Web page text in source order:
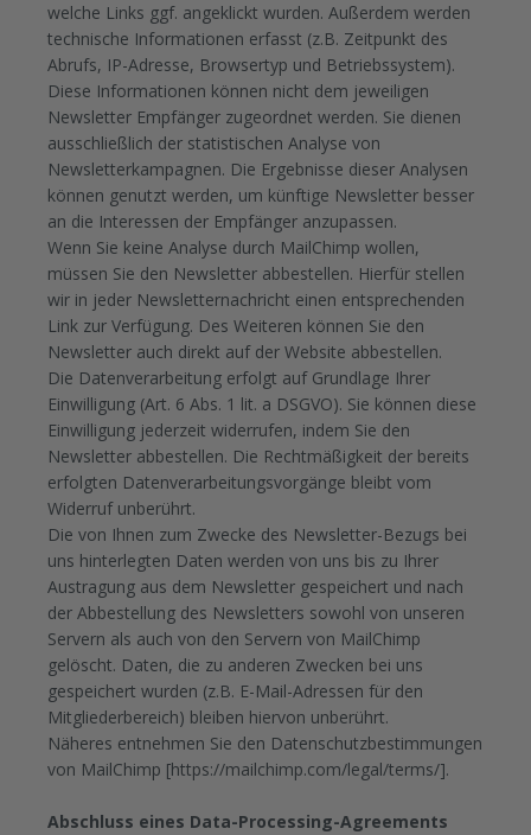
welche Links ggf. angeklickt wurden. Außerdem werden
technische Informationen erfasst (z.B. Zeitpunkt des
Abrufs, IP-Adresse, Browsertyp und Betriebssystem).
Diese Informationen können nicht dem jeweiligen
Newsletter Empfänger zugeordnet werden. Sie dienen
ausschließlich der statistischen Analyse von
Newsletterkampagnen. Die Ergebnisse dieser Analysen
können genutzt werden, um künftige Newsletter besser
an die Interessen der Empfänger anzupassen.
Wenn Sie keine Analyse durch MailChimp wollen,
müssen Sie den Newsletter abbestellen. Hierfür stellen
wir in jeder Newsletternachricht einen entsprechenden
Link zur Verfügung. Des Weiteren können Sie den
Newsletter auch direkt auf der Website abbestellen.
Die Datenverarbeitung erfolgt auf Grundlage Ihrer
Einwilligung (Art. 6 Abs. 1 lit. a DSGVO). Sie können diese
Einwilligung jederzeit widerrufen, indem Sie den
Newsletter abbestellen. Die Rechtmäßigkeit der bereits
erfolgten Datenverarbeitungsvorgänge bleibt vom
Widerruf unberührt.
Die von Ihnen zum Zwecke des Newsletter-Bezugs bei
uns hinterlegten Daten werden von uns bis zu Ihrer
Austragung aus dem Newsletter gespeichert und nach
der Abbestellung des Newsletters sowohl von unseren
Servern als auch von den Servern von MailChimp
gelöscht. Daten, die zu anderen Zwecken bei uns
gespeichert wurden (z.B. E-Mail-Adressen für den
Mitgliederbereich) bleiben hiervon unberührt.
Näheres entnehmen Sie den Datenschutzbestimmungen
von MailChimp [https://mailchimp.com/legal/terms/].
Abschluss eines Data-Processing-Agreements